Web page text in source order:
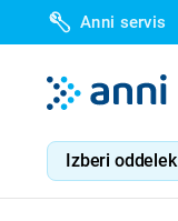
Anni servis
Izberi oddelek